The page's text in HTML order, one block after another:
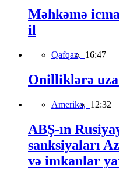
Məhkəmə
il
Qafqaz, 16:47
Onilliklərə
Amerika, 12:32
ABŞ-ın
sanksiyaları
və imkanlar